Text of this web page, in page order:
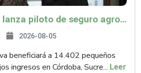
Minagricultura lanza piloto de seguro agropecuario por $9.625 millones para proteger a más de 14.000 pequeños productores contra riesgos del Fenómeno de El Niño
2026-08-05
beneficiará a 14.402 pequeños
ingresos en Córdoba, Sucre... Leer